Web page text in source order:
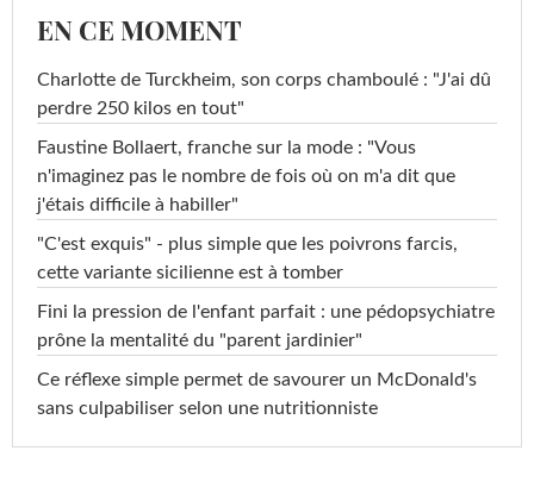
EN CE MOMENT
Charlotte de Turckheim, son corps chamboulé : "J'ai dû
perdre 250 kilos en tout"
Faustine Bollaert, franche sur la mode : "Vous
n'imaginez pas le nombre de fois où on m'a dit que
j'étais difficile à habiller"
"C'est exquis" - plus simple que les poivrons farcis,
cette variante sicilienne est à tomber
Fini la pression de l'enfant parfait : une pédopsychiatre
prône la mentalité du "parent jardinier"
Ce réflexe simple permet de savourer un McDonald's
sans culpabiliser selon une nutritionniste